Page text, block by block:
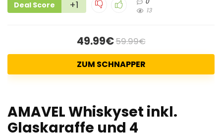
Deal Score +1
13
49.99€59.99€
ZUM SCHNAPPER
AMAVEL Whiskyset inkl.
Glaskaraffe und 4